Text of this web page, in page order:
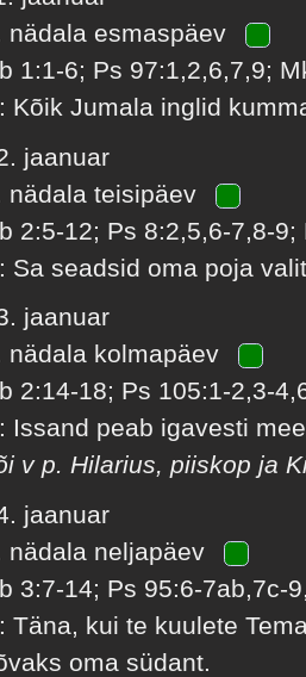
nädala esmaspäev
1:1-6; Ps 97:1,2,6,7,9;
Kõik Jumala inglid
jaanuar
nädala teisipäev
2:5-12; Ps 8:2,5,6-7,8-9;
Sa seadsid oma poja
jaanuar
nädala kolmapäev
2:14-18; Ps 105:1-2,3-
Issand peab igavesti
v p. Hilarius, piiskop ja
jaanuar
nädala neljapäev
3:7-14; Ps 95:6-7ab,7c-
Täna, kui te kuulete
oma südant.